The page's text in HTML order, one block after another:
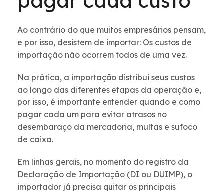
Ao contrário do que muitos empresários pensam,
e por isso, desistem de importar: Os custos de
importação não ocorrem todos de uma vez.
Na prática, a importação distribui seus custos
ao longo das diferentes etapas da operação e,
por isso, é importante entender quando e como
pagar cada um para evitar atrasos no
desembaraço da mercadoria, multas e sufoco
de caixa.
Em linhas gerais, no momento do registro da
Declaração de Importação (DI ou DUIMP), o
importador já precisa quitar os principais